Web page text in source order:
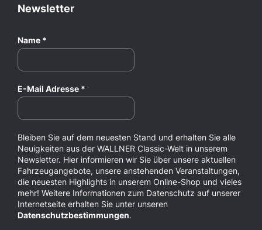
Newsletter
Name *
E-Mail Adresse *
Bleiben Sie auf dem neuesten Stand und erhalten Sie alle
Neuigkeiten aus der WALLNER Classic-Welt in unserem
Newsletter. Hier informieren wir Sie über unsere aktuellen
Fahrzeugangebote, unsere anstehenden Veranstaltungen,
die neuesten Highlights in unserem Online-Shop und vieles
mehr! Weitere Informationen zum Datenschutz auf unserer
Internetseite erhalten Sie unter unseren
Datenschutzbestimmungen.